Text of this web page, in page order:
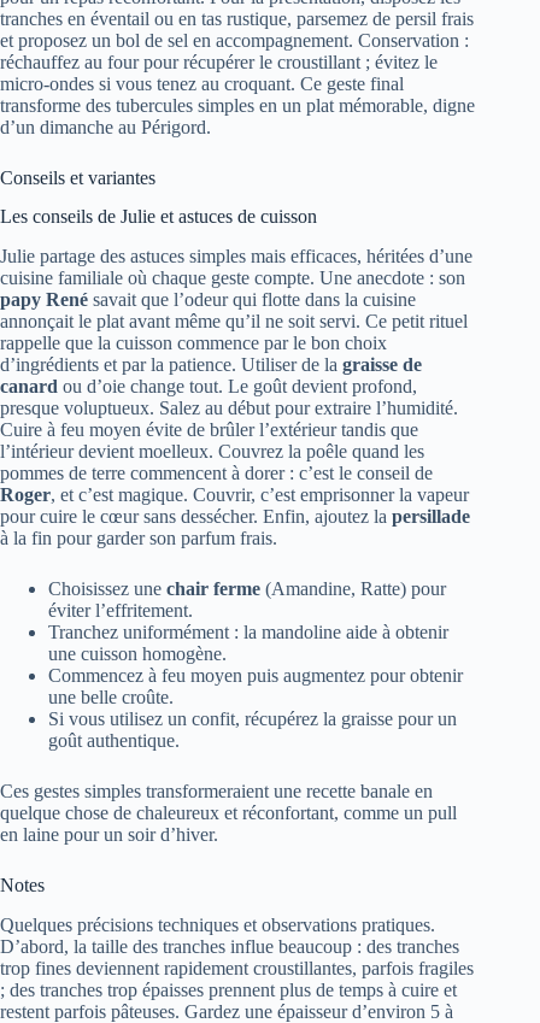
tranches en éventail ou en tas rustique, parsemez de persil frais
et proposez un bol de sel en accompagnement. Conservation :
réchauffez au four pour récupérer le croustillant ; évitez le
micro-ondes si vous tenez au croquant. Ce geste final
transforme des tubercules simples en un plat mémorable, digne
d’un dimanche au Périgord.
Conseils et variantes
Les conseils de Julie et astuces de cuisson
Julie partage des astuces simples mais efficaces, héritées d’une
cuisine familiale où chaque geste compte. Une anecdote : son
papy René savait que l’odeur qui flotte dans la cuisine
annonçait le plat avant même qu’il ne soit servi. Ce petit rituel
rappelle que la cuisson commence par le bon choix
d’ingrédients et par la patience. Utiliser de la graisse de
canard ou d’oie change tout. Le goût devient profond,
presque voluptueux. Salez au début pour extraire l’humidité.
Cuire à feu moyen évite de brûler l’extérieur tandis que
l’intérieur devient moelleux. Couvrez la poêle quand les
pommes de terre commencent à dorer : c’est le conseil de
Roger, et c’est magique. Couvrir, c’est emprisonner la vapeur
pour cuire le cœur sans dessécher. Enfin, ajoutez la persillade
à la fin pour garder son parfum frais.
Choisissez une chair ferme (Amandine, Ratte) pour
éviter l’effritement.
Tranchez uniformément : la mandoline aide à obtenir
une cuisson homogène.
Commencez à feu moyen puis augmentez pour obtenir
une belle croûte.
Si vous utilisez un confit, récupérez la graisse pour un
goût authentique.
Ces gestes simples transformeraient une recette banale en
quelque chose de chaleureux et réconfortant, comme un pull
en laine pour un soir d’hiver.
Notes
Quelques précisions techniques et observations pratiques.
D’abord, la taille des tranches influe beaucoup : des tranches
trop fines deviennent rapidement croustillantes, parfois fragiles
; des tranches trop épaisses prennent plus de temps à cuire et
restent parfois pâteuses. Gardez une épaisseur d’environ 5 à